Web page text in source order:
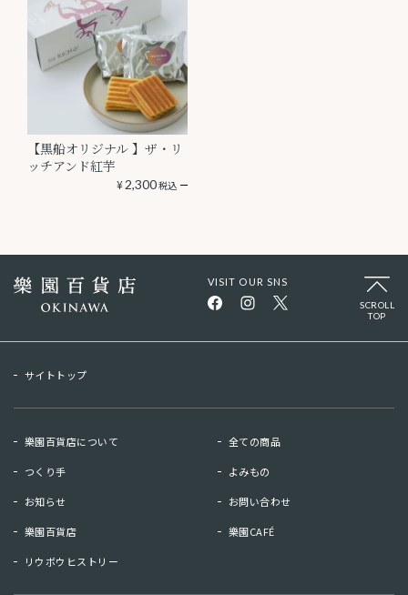
【黒船オリジナル 】ザ・リ
ッチアンド紅芋
¥2,300税込
VISIT OUR SNS
SCROLL
TOP
サイトトップ
樂園百貨店について 全ての商品
つくり手 よみもの
お知らせ お問い合わせ
樂園百貨店 樂園CAFÉ
リウボウヒストリー